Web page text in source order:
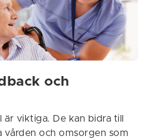
och
viktiga. De kan bidra till
och omsorgen som